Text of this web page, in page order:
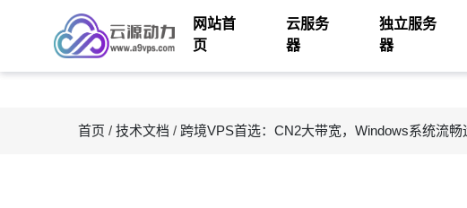
网站首
页
云服务
器
独立服务
器
首页 / 技术文档 / 跨境VPS首选：CN2大带宽，Windows系统流畅